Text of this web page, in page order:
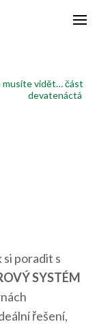
musíte vidět… část
devatenáctá
si poradit s
SYSTÉM
řešení,